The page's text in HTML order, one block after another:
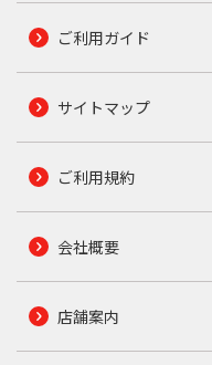
ご利用ガイド
サイトマップ
ご利用規約
会社概要
店舗案内